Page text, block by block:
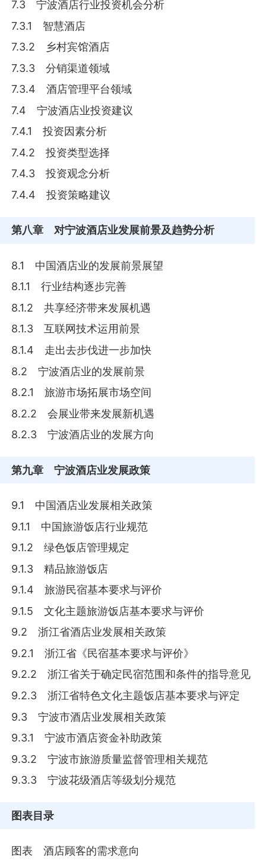
7.3 宁波酒店行业投资机会分析
7.3.1 智慧酒店
7.3.2 乡村宾馆酒店
7.3.3 分销渠道领域
7.3.4 酒店管理平台领域
7.4 宁波酒店业投资建议
7.4.1 投资因素分析
7.4.2 投资类型选择
7.4.3 投资观念分析
7.4.4 投资策略建议
第八章 对宁波酒店业发展前景及趋势分析
8.1 中国酒店业的发展前景展望
8.1.1 行业结构逐步完善
8.1.2 共享经济带来发展机遇
8.1.3 互联网技术运用前景
8.1.4 走出去步伐进一步加快
8.2 宁波酒店业的发展前景
8.2.1 旅游市场拓展市场空间
8.2.2 会展业带来发展新机遇
8.2.3 宁波酒店业的发展方向
第九章 宁波酒店业发展政策
9.1 中国酒店业发展相关政策
9.1.1 中国旅游饭店行业规范
9.1.2 绿色饭店管理规定
9.1.3 精品旅游饭店
9.1.4 旅游民宿基本要求与评价
9.1.5 文化主题旅游饭店基本要求与评价
9.2 浙江省酒店业发展相关政策
9.2.1 浙江省《民宿基本要求与评价》
9.2.2 浙江省关于确定民宿范围和条件的指导意见
9.2.3 浙江省特色文化主题饭店基本要求与评定
9.3 宁波市酒店业发展相关政策
9.3.1 宁波市酒店资金补助政策
9.3.2 宁波市旅游质量监督管理相关规范
9.3.3 宁波花级酒店等级划分规范
图表目录
图表 酒店顾客的需求意向